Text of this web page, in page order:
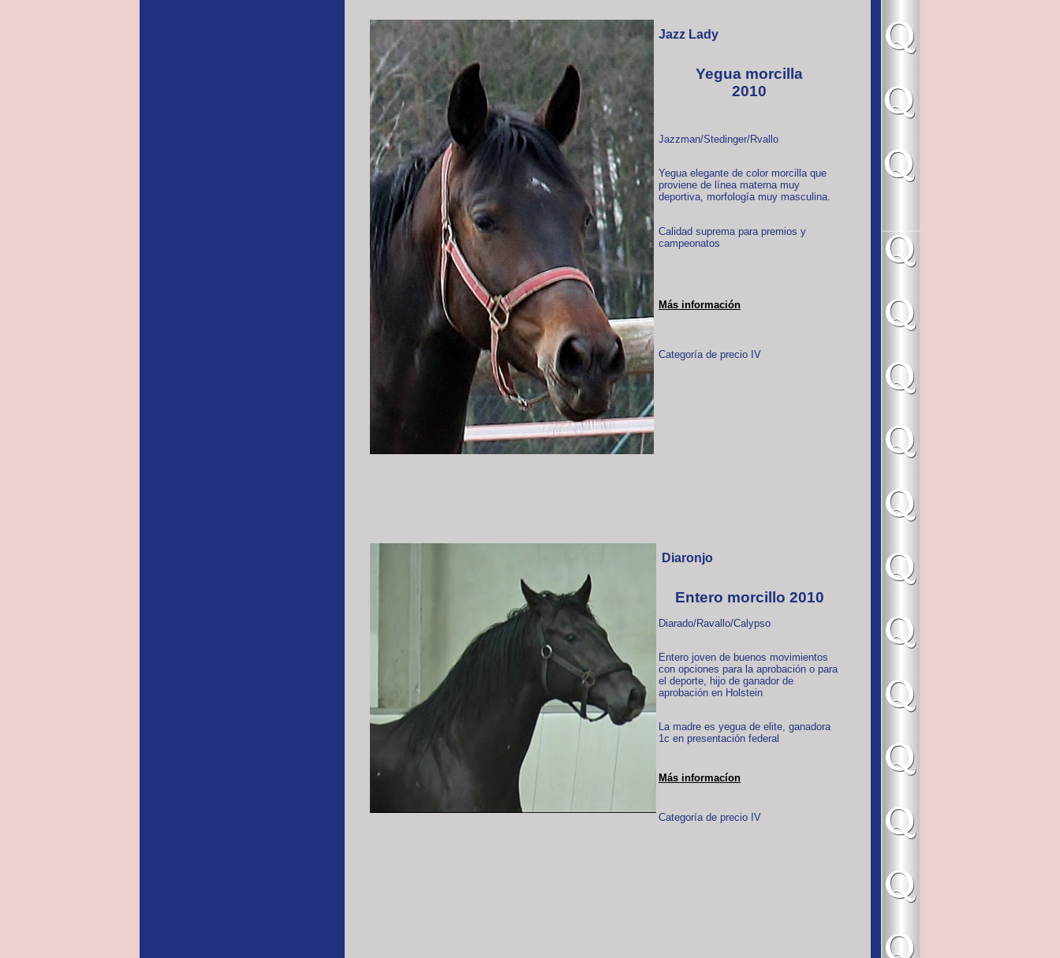
Jazz Lady
Yegua morcilla
2010
Jazzman/Stedinger/Rvallo
Yegua elegante de color morcilla que
proviene de línea materna muy
deportiva, morfología muy masculina.
Calidad suprema para premios y
campeonatos
Más información
Categoría de precio IV
Diaronjo
Entero morcillo 2010
Diarado/Ravallo/Calypso
Entero joven de buenos movimientos
con opciones para la aprobación o para
el deporte, hijo de ganador de
aprobación en Holstein
La madre es yegua de elite, ganadora
1c en presentación federal
Más informacíon
Categoría de precio IV